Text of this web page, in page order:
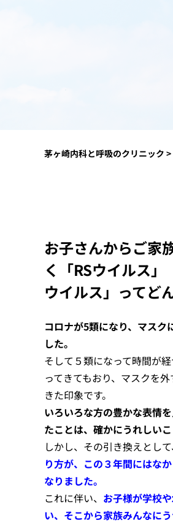
茅ヶ崎内科と呼吸のクリニック >
お子さんからご家
く「RSウイルス
ウイルス」ってど
コロナが5類になり、マスク
した。
そして５類になって時間が
ってきてもおり、マスクを
きた印象です。
いろいろな方の豊かな表情
たことは、確かにうれしいこ
しかし、その引き換えとして
り方が、この３年間にはな
なりました。
これに伴い、 お子様が学校
い、そこから家族みんなに